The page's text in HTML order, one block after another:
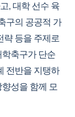
, 대학 선수 육
구의 공공적 가
략 등을 주제로
축구가 단순
전반을 지탱하
성을 함께 모